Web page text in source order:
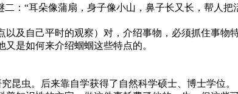
：“耳朵像蒲扇，身子像小山，鼻子长又长，帮人
及自己平时的观察）对，介绍事物，必须抓住事物
是如何来介绍蝈蝈这些特点的。
昆虫。后来靠自学获得了自然科学硕士、博士学位